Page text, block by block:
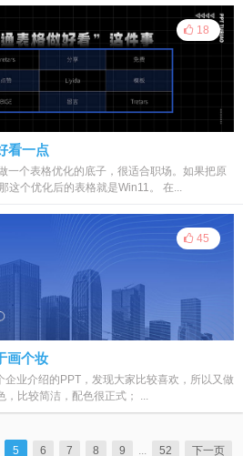
18
看一点
一个表格优化的底子，很适合职场。如果把原
这个优化后的表格就是Win11。 在...
45
画个妆
企业介绍的PPT，发现大家比较喜欢，所以又做
，比较简洁，配色很正式； ...
5 6 7 8 9 ... 52 下一页